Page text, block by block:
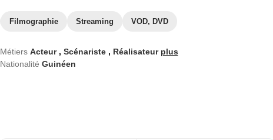
Filmographie Streaming VOD, DVD
Métiers Acteur , Scénariste , Réalisateur plus
Nationalité Guinéen